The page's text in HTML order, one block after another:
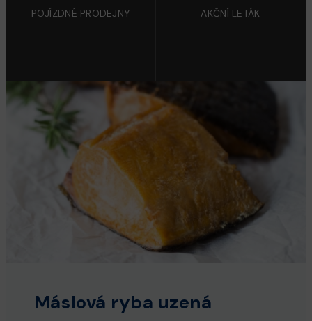
POJÍZDNÉ PRODEJNY AKČNÍ LETÁK
Máslová ryba uzená